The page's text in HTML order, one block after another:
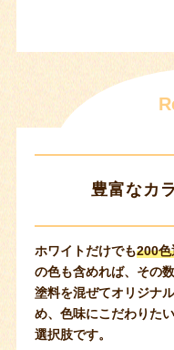
豊富なカ
ホワイトだけでも200色
の色も含めれば、その
塗料を混ぜてオリジナ
め、色味にこだわりた
選択肢です。